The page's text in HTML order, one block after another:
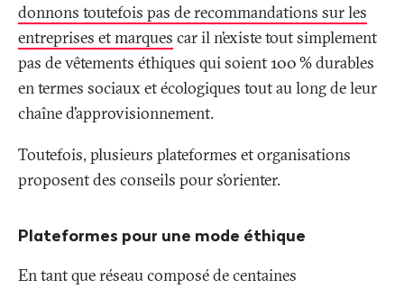
donnons toutefois pas de recommandations sur les
entreprises et marques car il n’existe tout simplement
pas de vêtements éthiques qui soient 100% durables
en termes sociaux et écologiques tout au long de leur
chaîne d’approvisionnement.
Toutefois, plusieurs plateformes et organisations
proposent des conseils pour s’orienter.
Plateformes pour une mode éthique
En tant que réseau composé de centaines